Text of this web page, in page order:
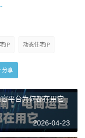
不是找不到IP，而
差异，这里说清楚
台识别风险 适合场
IP 动态住宅IP
分享
平台为何都在用它
2026-04-23